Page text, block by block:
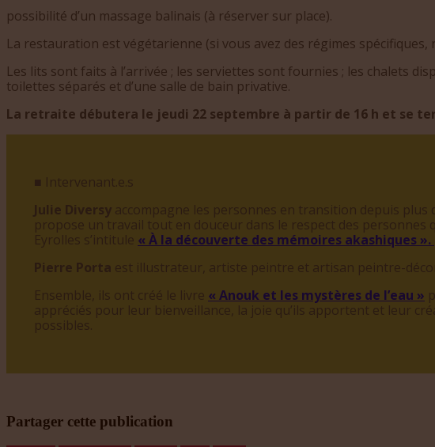
possibilité d’un massage balinais (à réserver sur place).
La restauration est végétarienne (si vous avez des régimes spécifiques,
Les lits sont faits à l’arrivée ; les serviettes sont fournies ; les chalets
toilettes séparés et d’une salle de bain privative.
La retraite débutera le jeudi 22 septembre à partir de 16 h et se
■ Intervenant.e.s
Julie Diversy accompagne les personnes en transition depuis
propose un travail tout en douceur dans le respect des personnes
Eyrolles s’intitule « À la découverte des mémoires akashiques ».
Pierre Porta est illustrateur, artiste peintre et artisan peintre-
Ensemble, ils ont créé le livre « Anouk et les mystères de l’eau »
appréciés pour leur bienveillance, la joie qu’ils apportent et leur cré
possibles.
Partager cette publication